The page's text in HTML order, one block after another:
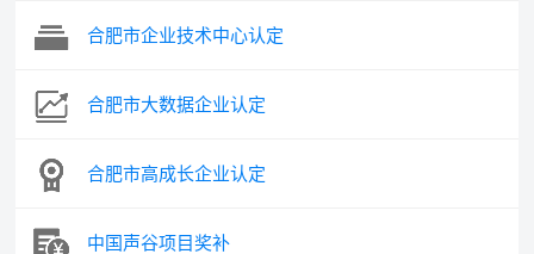
合肥市企业技术中心认定
合肥市大数据企业认定
合肥市高成长企业认定
中国声谷项目奖补